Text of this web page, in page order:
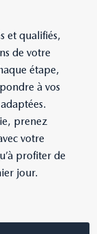
et qualifiés,
de votre
étape,
à vos
prenez
votre
profiter de
jour.